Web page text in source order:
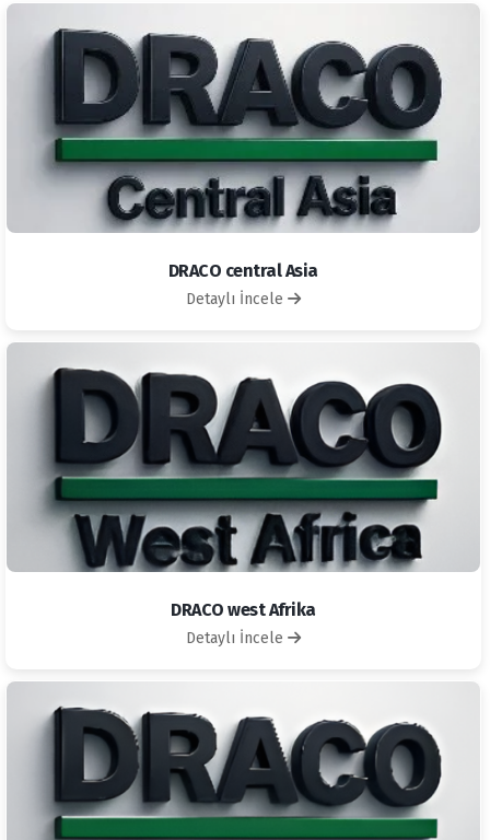
DRACO central Asia
Detaylı İncele
DRACO west Afrika
Detaylı İncele